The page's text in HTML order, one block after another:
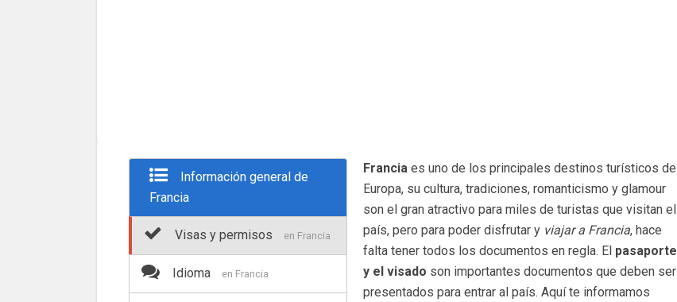
Información general de
Francia
Visas y permisos en Francia
Idioma en Francia
Francia es uno de los principales destinos turísticos de
Europa, su cultura, tradiciones, romanticismo y glamour
son el gran atractivo para miles de turistas que visitan el
país, pero para poder disfrutar y viajar a Francia, hace
falta tener todos los documentos en regla. El pasaporte
y el visado son importantes documentos que deben ser
presentados para entrar al país. Aquí te informamos